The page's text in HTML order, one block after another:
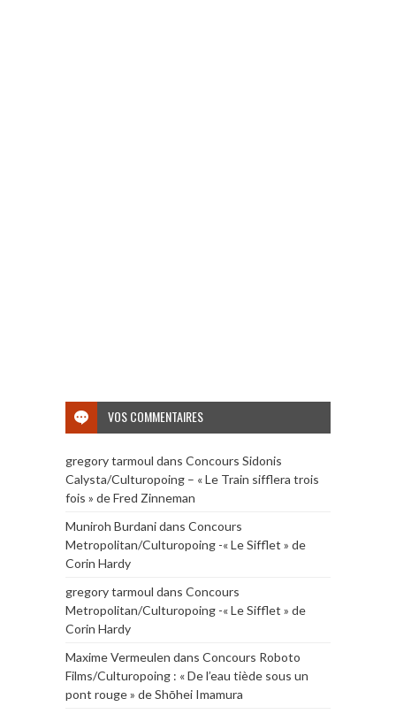
VOS COMMENTAIRES
gregory tarmoul dans Concours Sidonis
Calysta/Culturopoing – « Le Train sifflera trois
fois » de Fred Zinneman
Muniroh Burdanidans Concours
Metropolitan/Culturopoing -« Le Sifflet » de
Corin Hardy
gregory tarmoul dans Concours
Metropolitan/Culturopoing -« Le Sifflet » de
Corin Hardy
Maxime Vermeulen dans Concours Roboto
Films/Culturopoing : « De l’eau tiède sous un
pont rouge » de Shōhei Imamura